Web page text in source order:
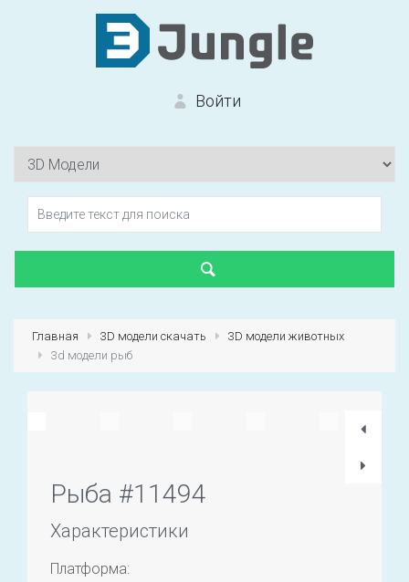
Войти
Первый раз?
Главная 3D модели скачать
3D модели животных
3d модели рыб
Рыба #11494
Характеристики
Платформа: